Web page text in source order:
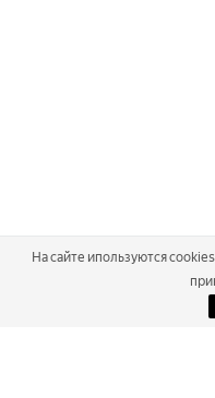
На сайте ипользуются